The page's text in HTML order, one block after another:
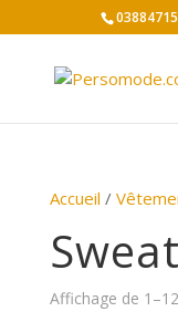
Accueil /
Affichage de